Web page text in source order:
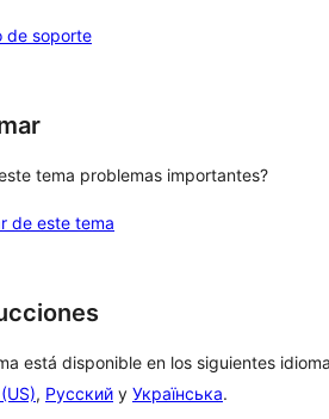
de soporte
tema problemas importantes?
de este tema
está disponible en los siguientes
, Русский y Українська.